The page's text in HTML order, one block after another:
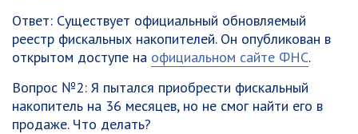
Ответ: Существует официальный обновляемый
реестр фискальных накопителей. Он опубликован в
открытом доступе на официальном сайте ФНС.
Вопрос №2: Я пытался приобрести фискальный
накопитель на 36 месяцев, но не смог найти его в
продаже. Что делать?